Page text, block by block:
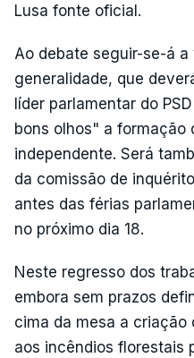
Lusa fonte oficial.
Ao debate seguir-se-á
generalidade, que
líder parlamentar do
bons olhos" a formação
independente. Será
da comissão de
antes das férias
no próximo dia 18.
Neste regresso dos
embora sem prazos
cima da mesa a criação
aos incêndios florestais